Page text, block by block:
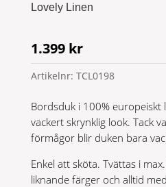
Lovely Linen
1.399 kr
Artikelnr: TCL0198
Bordsduk i 100% europeiskt
vackert skrynklig look. Tack
förmågor blir duken bara
Enkel att sköta. Tvättas i
liknande färger och alltid